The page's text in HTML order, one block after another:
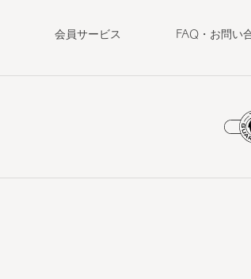
会員サービス FAQ・お問い